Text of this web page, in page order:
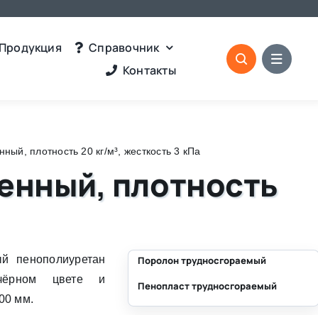
Продукция
Справочник
Контакты
плотность 20 кг/м³, жесткость 3 кПа
плотность
цвете и
мм.
Поролон трудносгораемый
Пенопласт трудносгораемый